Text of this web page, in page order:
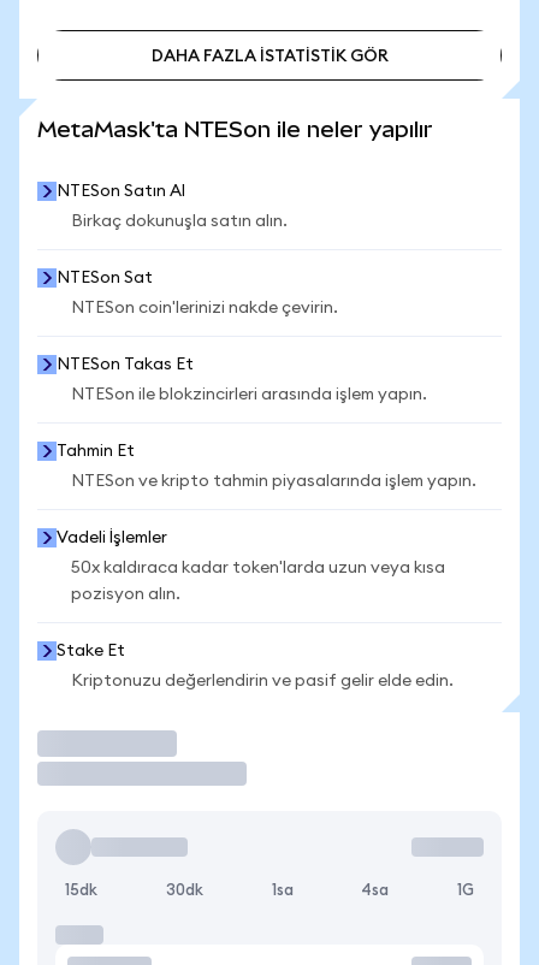
DAHA FAZLA İSTATİSTİK GÖR
MetaMask'ta NTESon ile neler yapılır
NTESon Satın Al
Birkaç dokunuşla satın alın.
NTESon Sat
NTESon coin'lerinizi nakde çevirin.
NTESon Takas Et
NTESon ile blokzincirleri arasında işlem yapın.
Tahmin Et
NTESon ve kripto tahmin piyasalarında işlem yapın.
Vadeli İşlemler
50x kaldıraca kadar token'larda uzun veya kısa
pozisyon alın.
Stake Et
Kriptonuzu değerlendirin ve pasif gelir elde edin.
15dk 30dk 1sa 4sa 1G